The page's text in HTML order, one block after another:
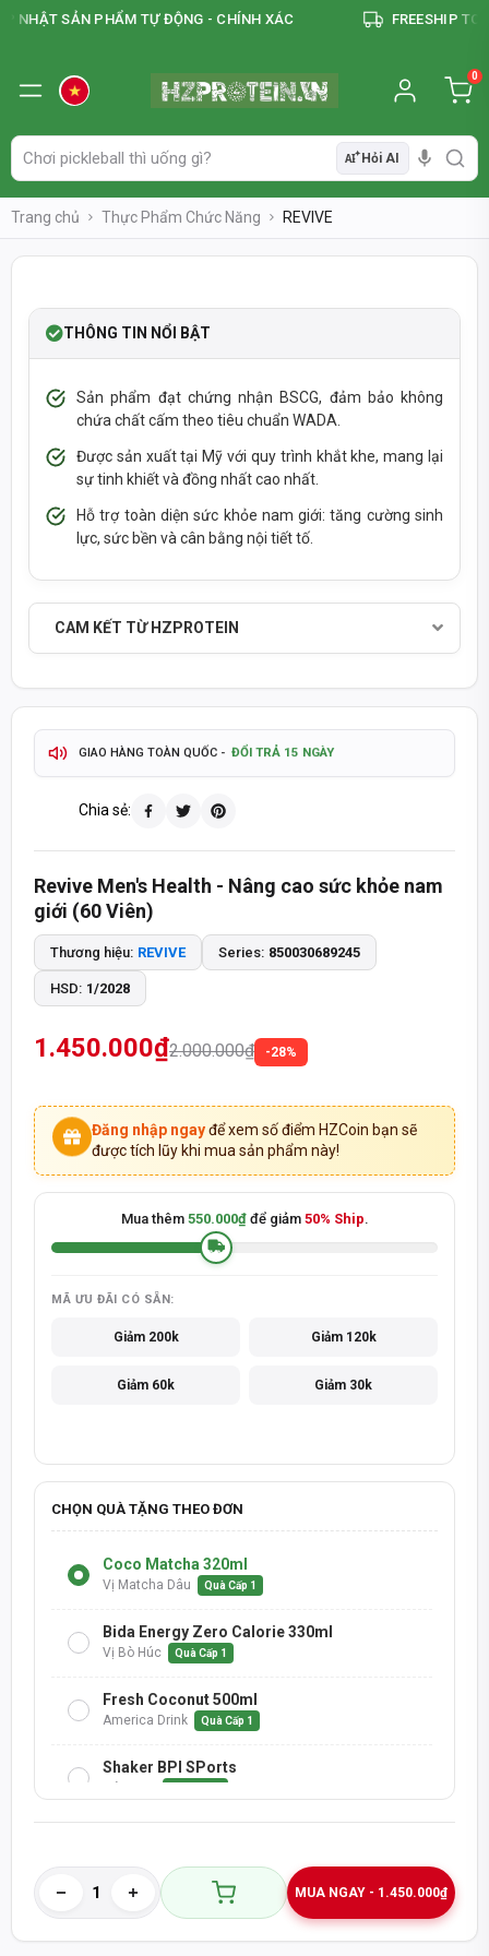
SẢN PHẨM TỰ ĐỘNG - CHÍNH XÁC FREESHIP TOÀN
AI Hỏi AI
0
Trang chủ Thực Phẩm Chức Năng REVIVE
THÔNG TIN NỔI BẬT
Sản phẩm đạt chứng nhận BSCG, đảm bảo không
chứa chất cấm theo tiêu chuẩn WADA.
Được sản xuất tại Mỹ với quy trình khắt khe, mang lại
sự tinh khiết và đồng nhất cao nhất.
Hỗ trợ toàn diện sức khỏe nam giới: tăng cường sinh
lực, sức bền và cân bằng nội tiết tố.
CAM KẾT TỪ HZPROTEIN
SẢN PHẨM CHÍNH HÃNG - THANH TOÁN KHI NHẬN HÀNG
THÔNG TIN SẢN PHẨM CẬP NHẬTTỰ ĐỘNG & CHÍNH XÁC
2-4 GIỜ
GIAO HÀNG TOÀN QUỐC - ĐỔI TRẢ 15 NGÀY
TÍCH ĐIỂM MUA HÀNG - QUÀ TẶNG HẤP DẪN
TƯ VẤN ĐẶT HÀNG QUA HOTLINE093 447 4242
MỞ CỬA T2-T7: 8:30 - 20:30CHỦ NHẬT: 8:30 - 14:00
SẢN PHẨM CHÍNH HÃNG - THANH TOÁN KHI NHẬN HÀNG
Chia sẻ:
Revive Men's Health - Nâng cao sức khỏe nam
giới (60 Viên)
Thương hiệu: REVIVE Series: 850030689245
HSD: 1/2028
1.450.000₫2.000.000₫ -28%
Đăng nhập ngayđể xem số điểm HZCoin bạn sẽ
được tích lũy khi mua sản phẩm này!
Mua thêm 550.000₫để giảm 50% Ship.
MÃ ƯU ĐÃI CÓ SẴN:
Giảm 200k Giảm 120k
Giảm 60k Giảm 30k
CHỌN QUÀ TẶNG THEO ĐƠN
Coco Matcha 320ml
Vị Matcha Dâu Quà Cấp 1
Bida Energy Zero Calorie 330ml
Vị Bò Húc Quà Cấp 1
Fresh Coconut 500ml
America Drink Quà Cấp 1
Shaker BPI SPorts
Nước Trái Cây 1 Lít
H2-Dưa Hấu
MUA NGAY - 1.450.000₫